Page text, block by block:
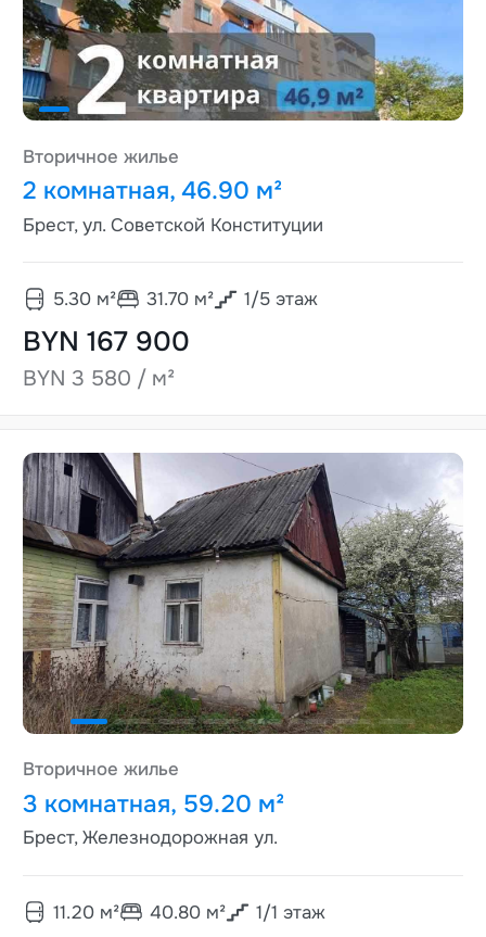
Вторичное жилье
2 комнатная, 46.90 м²
Брест, ул. Советской Конституции
5.30м² 31.70м² 1/5этаж
BYN 167 900
BYN 3 580 / м²
Вторичное жилье
3 комнатная, 59.20 м²
Брест, Железнодорожная ул.
11.20м² 40.80м² 1/1 этаж